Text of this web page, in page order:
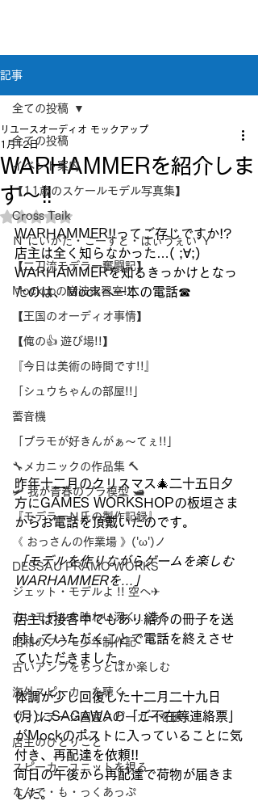
記事
全ての投稿
イベント案内
【11歳のスケールモデル写真集】
Cross Taik
Ｎ”にいがた・こーすと・はぃうぇい”Ｙ
【二刀流モデラー奮闘記】
Mockupの音波実習室!!
【王国のオーディオ事情】
【俺の👍 遊び場!!】
『今日は美術の時間です!!』
「シュウちゃんの部屋!!」
蓄音機
「プラモが好きんがぁ～てぇ!!」
🔧メカニックの作品集 🔨
🛩 我が青春のプラ模型 🛥
『モデラーＮ氏の製作記録』
《 おっさんの作業場 》('ω')ノ
DESSAU PRAMO WORKS
ジェット・モデルよ !! 空へ✈
古いモデルを味わい深く…造る
昭和のプラモ少年制作記
古いアンプをちっとばか楽しむ
海外スピーカーを聴く
ヴィンテージ国産スピーカーを聴く
店主のひとりごと
スピーカーユニットを視る
なんで・も・っくあっぷ
全ての投稿
WARHAMMERを紹介しま
す～!!
リユースオーディオ モックアップ
1月12日
5つ星のうちNaNと評価されています。
WARHAMMER!!ってご存じですか!?
店主は全く知らなかった…( ;∀;)
WARHAMMERを知るきっかけとなっ
たのは、Mockへ一本の電話☎
昨年十二月のクリスマス🎄二十五日夕
方にGAMES WORKSHOPの板垣さま
からお電話を頂戴いたのです。
「モデルを作りながらゲームを楽しむ
WARHAMMERを…」
店主は接客中でもあり紹介の冊子を送
付していただくことで電話を終えさせ
ていただきました。
体調が少し回復した十二月二十九日
(月)にSAGAWAの「ご不在等連絡票」
がMockのポストに入っていることに気
付き、再配達を依頼!!
同日の午後から再配達で荷物が届きま
した。